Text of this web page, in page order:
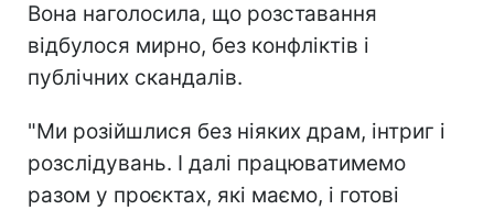
Вона наголосила, що розставання
відбулося мирно, без конфліктів і
публічних скандалів.
"Ми розійшлися без ніяких драм, інтриг і
розслідувань. І далі працюватимемо
разом у проєктах, які маємо, і готові